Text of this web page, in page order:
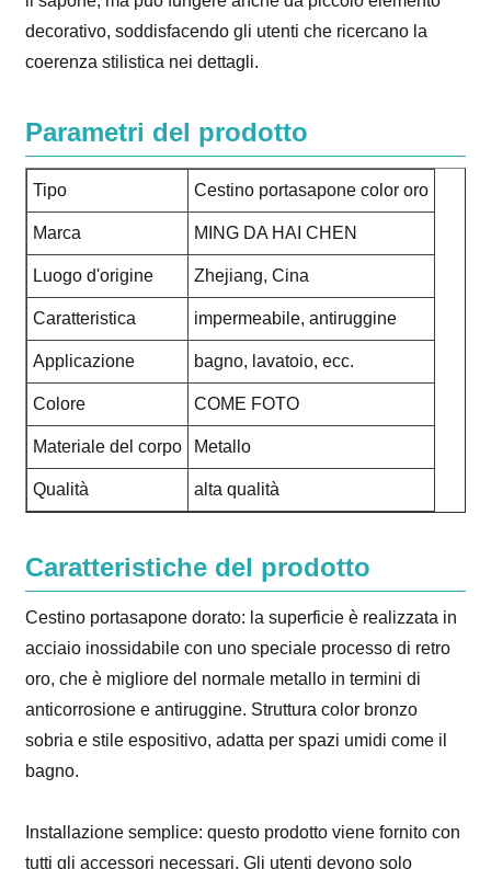
decorativo, soddisfacendo gli utenti che ricercano la
coerenza stilistica nei dettagli.
Parametri del prodotto
Tipo Cestino portasapone color oro
Marca MING DA HAI CHEN
Luogo d'origine Zhejiang, Cina
Caratteristica impermeabile, antiruggine
Applicazione bagno, lavatoio, ecc.
Colore COME FOTO
Materiale del corpo Metallo
Qualità alta qualità
Caratteristiche del prodotto
Cestino portasapone dorato: la superficie è realizzata in
acciaio inossidabile con uno speciale processo di retro
oro, che è migliore del normale metallo in termini di
anticorrosione e antiruggine. Struttura color bronzo
sobria e stile espositivo, adatta per spazi umidi come il
bagno.
Installazione semplice: questo prodotto viene fornito con
tutti gli accessori necessari. Gli utenti devono solo